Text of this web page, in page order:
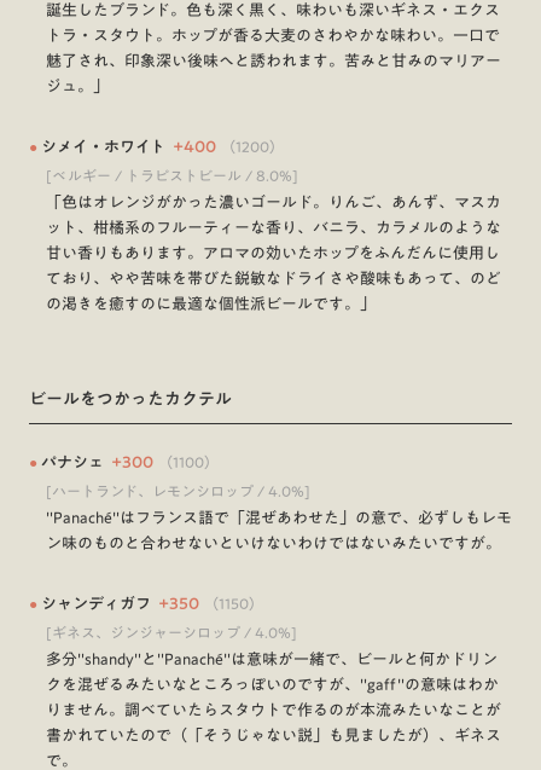
誕生したブランド。色も深く黒く、味わいも深いギネス・エクス
トラ・スタウト。ホップが香る大麦のさわやかな味わい。一口で
魅了され、印象深い後味へと誘われます。苦みと甘みのマリアー
ジュ。」
● シメイ・ホワイト +400 （1200）
[ベルギー / トラピストビール / 8.0%]
「色はオレンジがかった濃いゴールド。りんご、あんず、マスカ
ット、柑橘系のフルーティーな香り、バニラ、カラメルのような
甘い香りもあります。アロマの効いたホップをふんだんに使用し
ており、やや苦味を帯びた鋭敏なドライさや酸味もあって、のど
の渇きを癒すのに最適な個性派ビールです。」
ビールをつかったカクテル
● パナシェ +300 （1100）
[ハートランド、レモンシロップ / 4.0%]
"Panaché"はフランス語で「混ぜあわせた」の意で、必ずしもレモ
ン味のものと合わせないといけないわけではないみたいですが。
● シャンディガフ +350 （1150）
[ギネス、ジンジャーシロップ / 4.0%]
多分"shandy"と"Panaché"は意味が一緒で、ビールと何かドリン
クを混ぜるみたいなところっぽいのですが、"gaff"の意味はわか
りません。調べていたらスタウトで作るのが本流みたいなことが
書かれていたので（「そうじゃない説」も見ましたが）、ギネス
で。